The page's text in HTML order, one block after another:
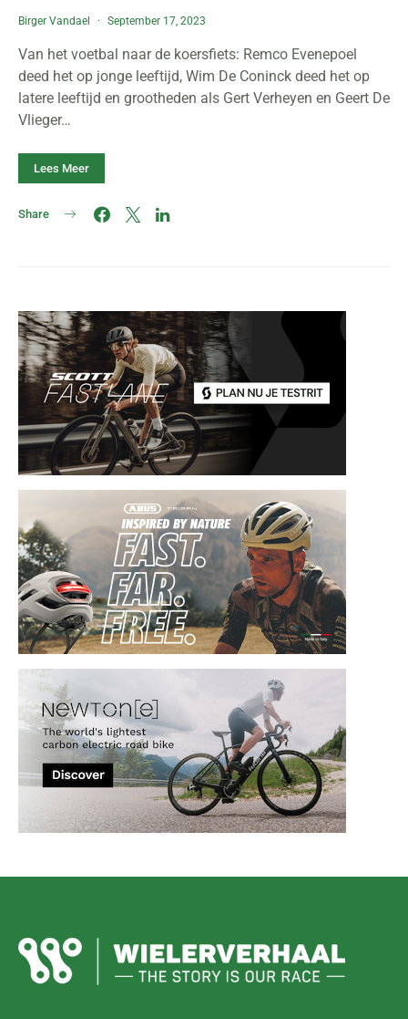
Birger Vandael September 17, 2023
Van het voetbal naar de koersfiets: Remco Evenepoel
deed het op jonge leeftijd, Wim De Coninck deed het op
latere leeftijd en grootheden als Gert Verheyen en Geert De
Vlieger…
Lees Meer
Share